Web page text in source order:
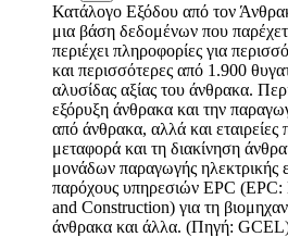
Κατάλογο Εξόδου από τον
μια βάση δεδομένων που
περιέχει πληροφορίες για
και περισσότερες από 1.900
αλυσίδας αξίας του άνθρακα.
εξόρυξη άνθρακα και την
από άνθρακα, αλλά και
μεταφορά και τη διακίνηση
μονάδων παραγωγής ηλεκτρικής
παρόχους υπηρεσιών EPC
and Construction) για τη
άνθρακα και άλλα. (Πηγή: